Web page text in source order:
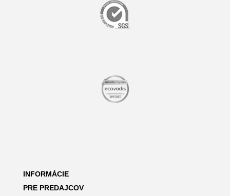
INFORMÁCIE
PRE PREDAJCOV